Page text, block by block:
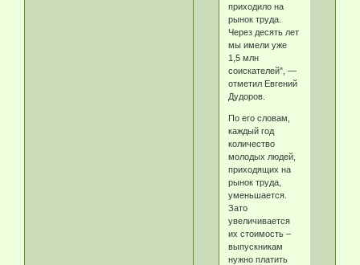
приходило на
рынок труда.
Через десять лет
мы имели уже
1,5 млн
соискателей", —
отметил Евгений
Дудоров.
По его словам,
каждый год
количество
молодых людей,
приходящих на
рынок труда,
уменьшается.
Зато
увеличивается
их стоимость –
выпускникам
нужно платить